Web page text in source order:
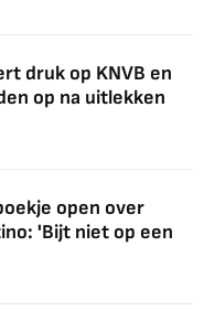
druk op KNVB en
op na uitlekken
open over
'Bijt niet op een